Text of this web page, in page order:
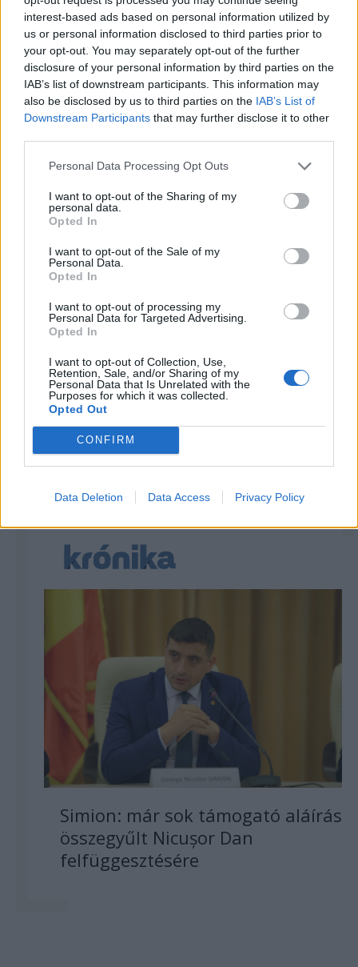
interest-based ads based on personal information utilized by
us or personal information disclosed to third parties prior to
your opt-out. You may separately opt-out of the further
disclosure of your personal information by third parties on the
IAB’s list of downstream participants. This information may
also be disclosed by us to third parties on the IAB’s List of
Downstream Participants that may further disclose it to other
Personal Data Processing Opt Outs
I want to opt-out of the Sharing of my
personal data.
Opted In
I want to opt-out of the Sale of my
Personal Data.
Opted In
I want to opt-out of processing my
Personal Data for Targeted Advertising.
Opted In
I want to opt-out of Collection, Use,
Retention, Sale, and/or Sharing of my
Personal Data that Is Unrelated with the
Purposes for which it was collected.
Opted Out
CONFIRM
Data Deletion Data Access Privacy Policy
Mondd, hová utazol, és
megmondom, mire vágyik a
lelked
Simion: már sok támogató aláírás
összegyűlt Nicușor Dan
felfüggesztésére